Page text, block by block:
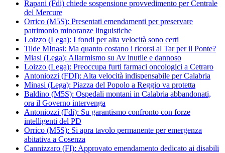
Rapani (Fdi) chiede sospensione provvedimento per Centrale
del Mercure
Orrico (M5S): Presentati emendamenti per preservare
patrimonio minoranze linguistiche
Loizzo (Lega): I fondi per alta velocità sono certi
Tilde MInasi: Ma quanto costano i ricorsi al Tar per il Ponte?
Miasi (Lega): Allarmismo su Av inutile e dannoso
Loizzo (Lega): Preoccupa furti farmaci oncologici a Cetraro
Antoniozzi (FDI): Alta velocità indispensabile per Calabria
Minasi (Lega): Piazza del Popolo a Reggio va protetta
Baldino (M5S): Ospedali montani in Calabria abbandonati,
ora il Governo intervenga
Antoniozzi (Fdi): Su garantismo confronto con forze
intelligenti del PD
Orrico (M5S): Si apra tavolo permanente per emergenza
abitativa a Cosenza
Cannizzaro (FI): Approvato emendamento dedicato ai disabili